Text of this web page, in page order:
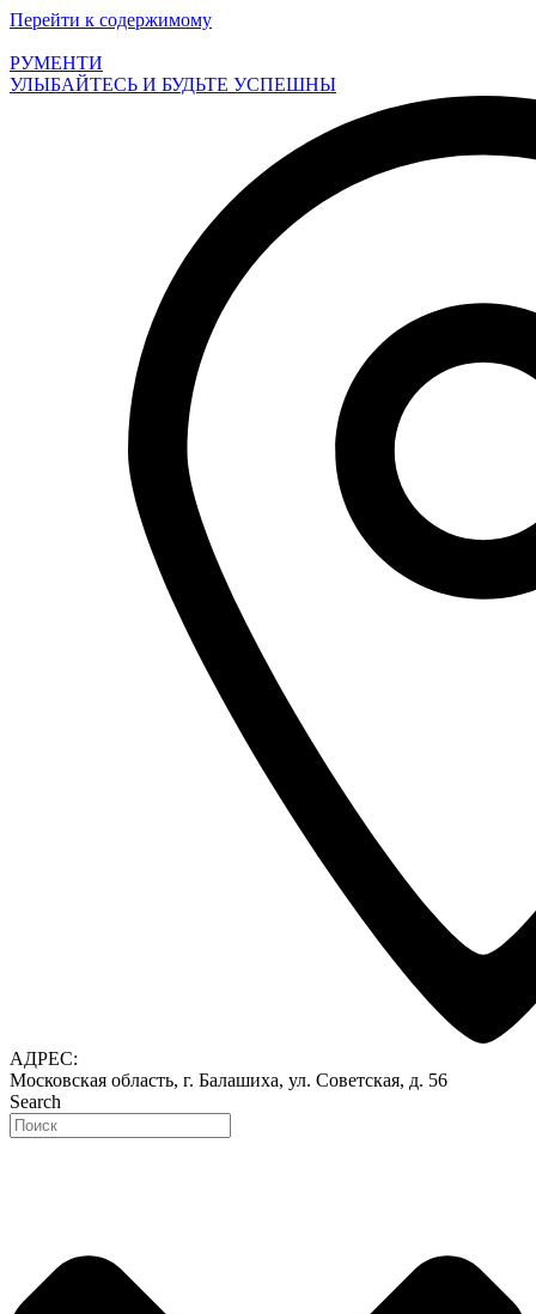
Перейти к содержимому
РУМЕНТИ
УЛЫБАЙТЕСЬ И БУДЬТЕ УСПЕШНЫ
АДРЕС:
Московская область, г. Балашиха, ул. Советская, д. 56
Search